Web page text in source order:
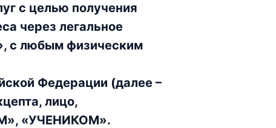
с целью получения
через легальное
с любым физическим
Федерации (далее –
лицо,
«УЧЕНИКОМ».